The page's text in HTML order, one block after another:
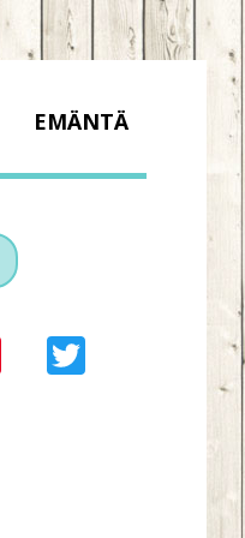
EMÄNTÄ
PinterestTwitter